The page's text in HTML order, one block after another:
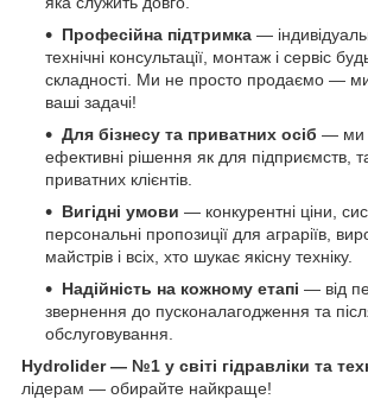
Професійна підтримка —
технічні консультації, монтаж і сервіс
складності. Ми не просто продаємо —
ваші задачі!
Для бізнесу та приватних осіб — ми
ефективні рішення як для підприємств,
приватних клієнтів.
Вигідні умови — конкурентні ціни,
персональні пропозиції для аграріїв,
майстрів і всіх, хто шукає якісну техніку.
Надійність на кожному етапі — від
звернення до пусконалагодження та
обслуговування.
Hydrolider — №1 у світі гідравліки та
лідерам — обирайте найкраще!